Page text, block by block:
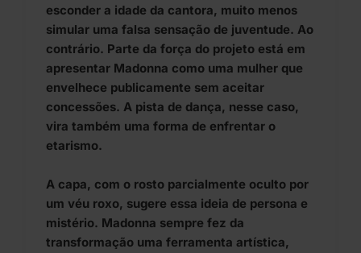
esconder a idade da cantora, muito menos
simular uma falsa sensação de juventude. Ao
contrário. Parte da força do projeto está em
apresentar Madonna como uma mulher que
envelhece publicamente sem aceitar
concessões. A pista de dança, nesse caso,
vira também uma forma de enfrentar o
etarismo.
A capa, com o rosto parcialmente oculto por
um véu roxo, sugere essa ideia de persona e
mistério. Madonna sempre fez da
transformação uma ferramenta artística,